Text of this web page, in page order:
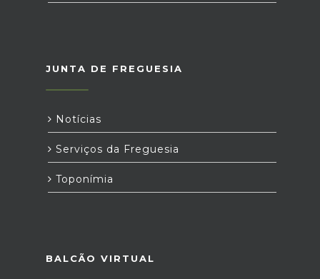
JUNTA DE FREGUESIA
Notícias
Serviços da Freguesia
Toponímia
BALCÃO VIRTUAL